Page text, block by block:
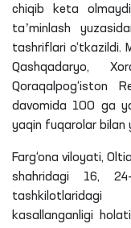
chiqib keta
taʼminlash
tashriflari o‘tkazildi.
Qashqadaryo,
Qoraqalpog‘iston
davomida 100 ga
yaqin fuqarolar
Farg‘ona viloyati,
shahridagi 16, 24-
tashkilotlaridagi
kasallanganligi